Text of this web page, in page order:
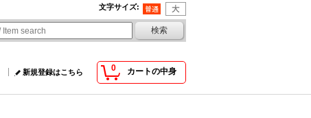
文字サイズ:
0 カートの中身
新規登録はこちら